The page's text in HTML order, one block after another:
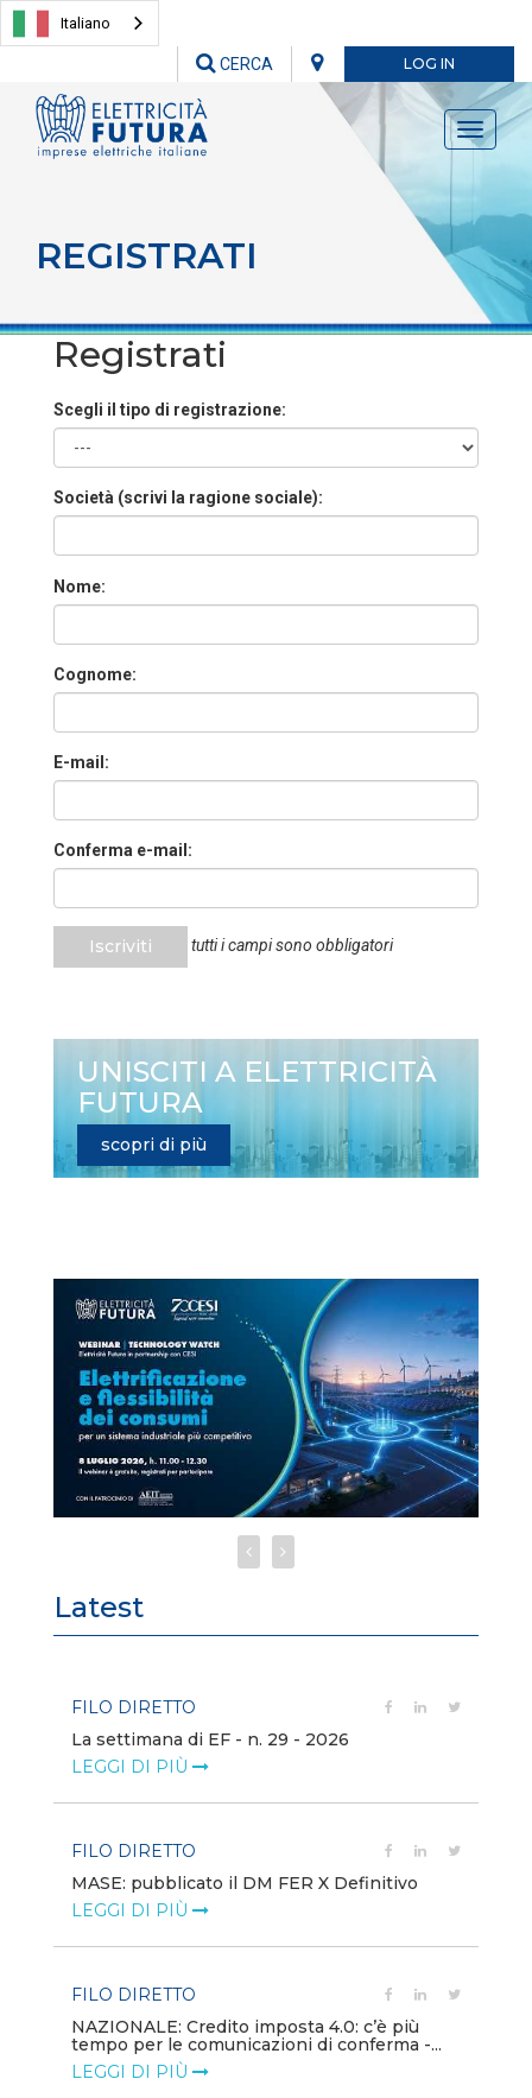
Italiano
LOG IN
CERCA
Toggle
REGISTRATI
Registrati
Scegli il tipo di registrazione:
Società (scrivi la ragione sociale):
Nome:
Cognome:
E-mail:
Conferma e-mail:
Iscriviti tutti i campi sono obbligatori
UNISCITI A ELETTRICITÀ
FUTURA
scopri di più
Latest
FILO DIRETTO
La settimana di EF - n. 29 - 2026
LEGGI DI PIÙ
FILO DIRETTO
MASE: pubblicato il DM FER X Definitivo
LEGGI DI PIÙ
FILO DIRETTO
NAZIONALE: Credito imposta 4.0: c’è più
tempo per le comunicazioni di conferma -...
LEGGI DI PIÙ